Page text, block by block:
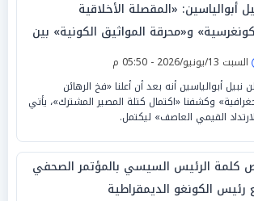
أبوالياسين: «المقصلة الأخلاقية
و«محرقة المواثيق الكونية» بين
«الوساطة القطرية» «وكوميدياالسبت 13/يونيو/2026 - 05:50 م
نبيل أبوالياسين أنه بعد أن أعلنا «فخ الرهائن
وكشفنا «اكتمال كتلة المصير المشترك»، يأتي
القيمي العاصف» ليكتمل.
كلمة الرئيس السيسي بالمؤتمر الصحفي
رئيس الكونغو الديمقراطية